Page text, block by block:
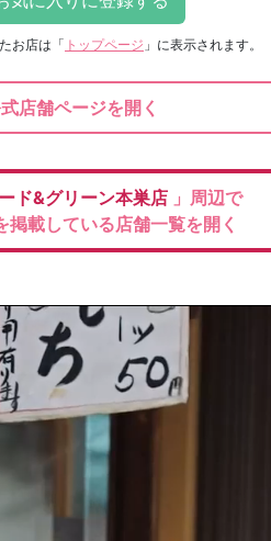
お店は 「 トップページ 」に表示されます。
店舗ページを開く
ド&グリーン本巣店 」周辺で
掲載している店舗一覧を開く